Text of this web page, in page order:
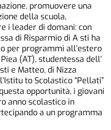
promuovere una
della scuola,
i leader di domani: con
di Risparmio di A sti ha
per programmi all’estero
(AT), studentessa dell’
e Matteo, di Nizza
to Scolastico “Pellati”
opportunità, i giovani
anno scolastico in
a un programma